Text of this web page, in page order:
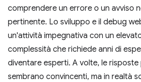
comprendere un errore o un avviso
pertinente. Lo sviluppo e il debug
un'attività impegnativa con un
complessità che richiede anni di
diventare esperti. A volte, le
sembrano convincenti, ma in realtà